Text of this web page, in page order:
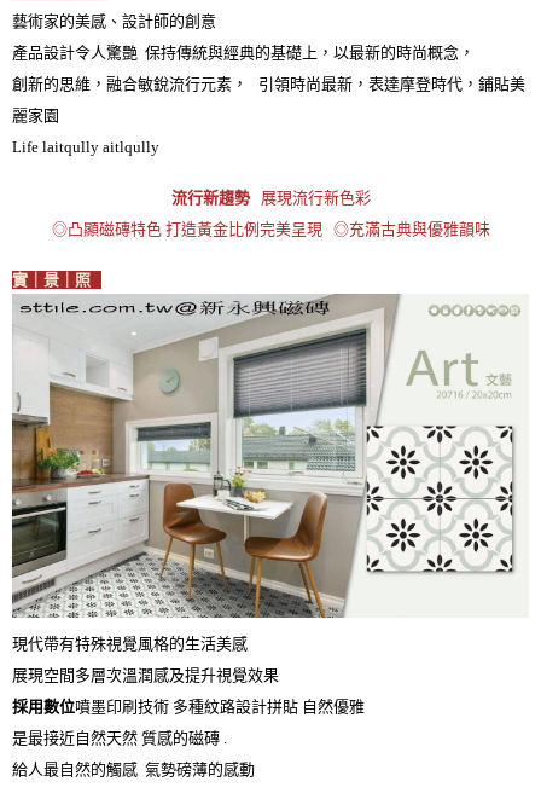
藝術家的美感、設計師的創意
產品設計令人驚艷 保持傳統與經典的基礎上，以最新的時尚概念，
創新的思維，融合敏銳流行元素， 引領時尚最新，表達摩登時代，鋪貼美
麗家園
Life laitqully aitlqully
流行新趨勢展現流行新色彩
◎凸顯磁磚特色 打造黃金比例完美呈現 ◎充滿古典與優雅韻味
實｜景｜照
現代帶有特殊視覺風格的生活美感
展現空間多層次溫潤感及提升視覺效果
採用數位噴墨印刷技術 多種紋路設計拼貼 自然優雅
是最接近自然天然 質感的磁磚 .
給人最自然的觸感 氣勢磅薄的感動